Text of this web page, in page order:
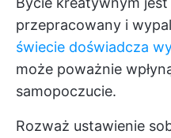
przepracowany i
świecie doświadcza
może poważnie
samopoczucie.
Rozważ ustawienie